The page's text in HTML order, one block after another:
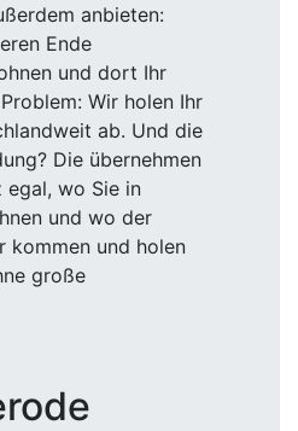
anbieten:
Ende
und dort Ihr
Wir holen Ihr
ab. Und die
Die übernehmen
egal, wo Sie in
und wo der
kommen und holen
große